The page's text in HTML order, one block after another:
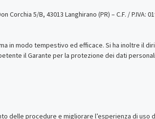
5/B, 43013 Langhirano (PR) – C.F. / P.IVA:
in modo tempestivo ed efficace. Si ha inoltre il
il Garante per la protezione dei dati
delle procedure e migliorare l’esperienza di uso